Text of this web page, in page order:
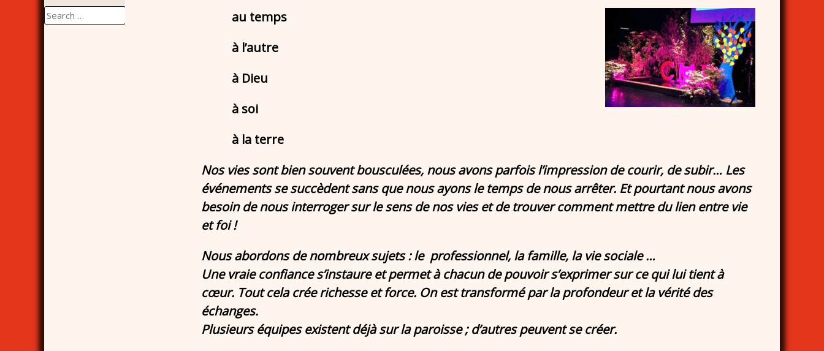
au temps
à l’autre
à Dieu
à soi
à la terre
Nos vies sont bien souvent bousculées, nous avons parfois l’impression de courir, de subir… Les
événements se succèdent sans que nous ayons le temps de nous arrêter. Et pourtant nous avons
besoin de nous interroger sur le sens de nos vies et de trouver comment mettre du lien entre vie
et foi !
Nous abordons de nombreux sujets : le professionnel, la famille, la vie sociale …
Une vraie confiance s’instaure et permet à chacun de pouvoir s’exprimer sur ce qui lui tient à
cœur. Tout cela crée richesse et force. On est transformé par la profondeur et la vérité des
échanges.
Plusieurs équipes existent déjà sur la paroisse ; d’autres peuvent se créer.
Search
for: